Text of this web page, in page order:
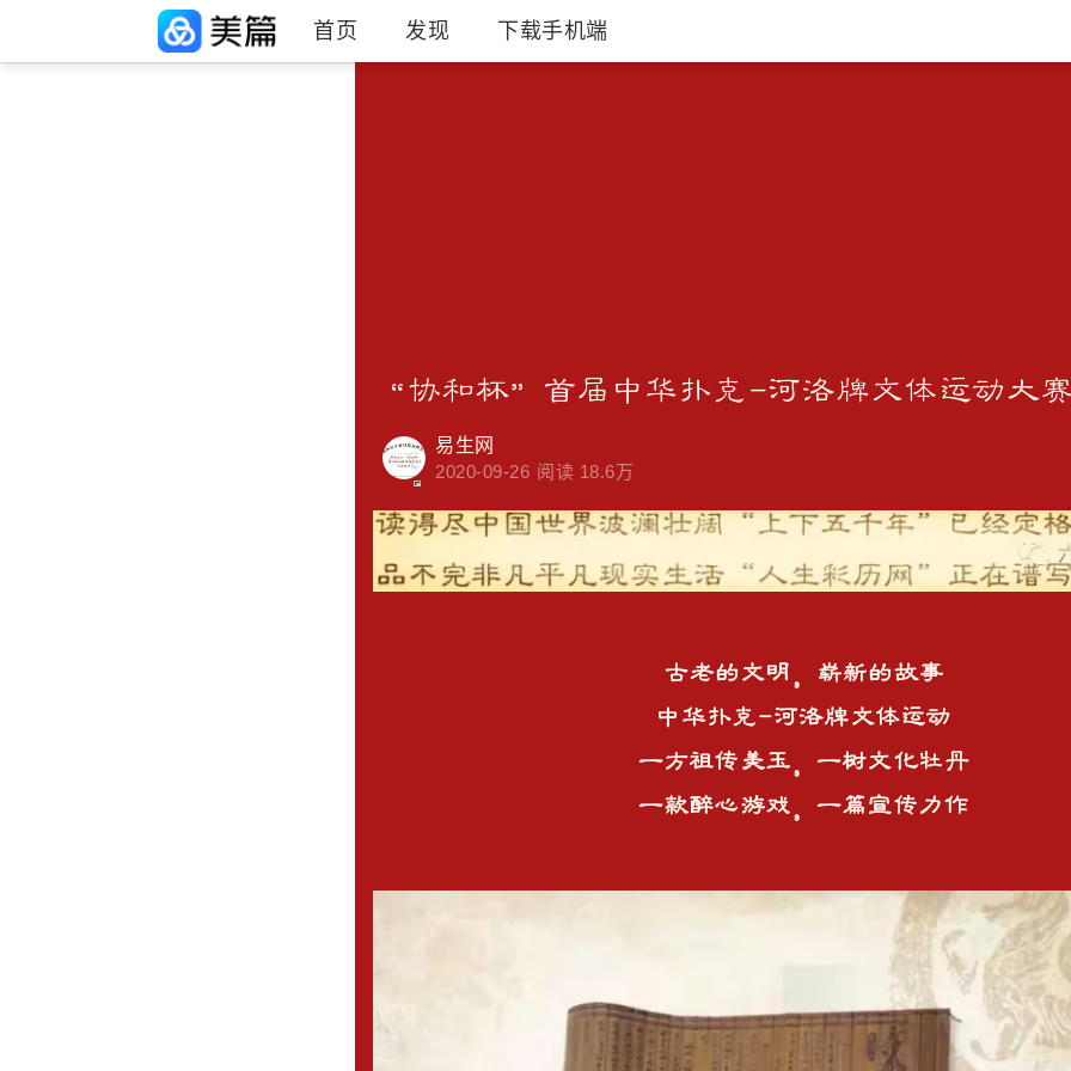
首页 发现 下载手机端
“协和杯”首届中华扑克-河洛牌文体运动大
易生网
2020-09-26 阅读 18.6万
古老的文明，崭新的故事
中华扑克-河洛牌文体运动
一方祖传美玉，一树文化牡丹
一款醉心游戏，一篇宣传力作